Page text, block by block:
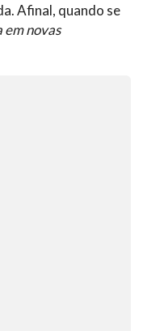
Afinal, quando se
em novas